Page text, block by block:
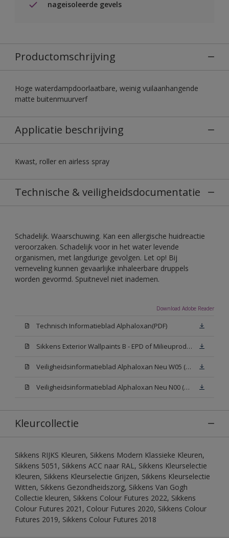
nageisoleerde gevels
Productomschrijving
Hoge waterdampdoorlaatbare, weinig vuilaanhangende
matte buitenmuurverf
Applicatie beschrijving
Kwast, roller en airless spray
Technische & veiligheidsdocumentatie
Schadelijk. Waarschuwing. Kan een allergische huidreactie
veroorzaken. Schadelijk voor in het water levende
organismen, met langdurige gevolgen. Let op! Bij
verneveling kunnen gevaarlijke inhaleerbare druppels
worden gevormd. Spuitnevel niet inademen.
Download Adobe Reader
Technisch Informatieblad Alphaloxan(PDF)
Sikkens Exterior Wallpaints B - EPD of Milieuproductverklaring
Veiligheidsinformatieblad Alphaloxan Neu W05 (MSDS)
Veiligheidsinformatieblad Alphaloxan Neu N00 (MSDS)
Kleurcollectie
Sikkens RIJKS Kleuren, Sikkens Modern Klassieke Kleuren,
Sikkens 5051, Sikkens ACC naar RAL, Sikkens Kleurselectie
Kleuren, Sikkens Kleurselectie Grijzen, Sikkens Kleurselectie
Witten, Sikkens Gezondheidszorg, Sikkens Van Gogh
Collectie kleuren, Sikkens Colour Futures 2022, Sikkens
Colour Futures 2021, Colour Futures 2020, Sikkens Colour
Futures 2019, Sikkens Colour Futures 2018